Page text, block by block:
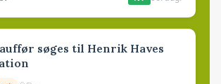
søges til Henrik Haves